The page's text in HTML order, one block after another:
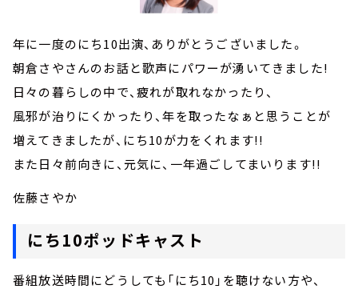
年に一度のにち10出演、ありがとうございました。
朝倉さやさんのお話と歌声にパワーが湧いてきました!
日々の暮らしの中で、疲れが取れなかったり、
風邪が治りにくかったり、年を取ったなぁと思うことが
増えてきましたが、にち10が力をくれます!!
また日々前向きに、元気に、一年過ごしてまいります!!
佐藤さやか
にち10ポッドキャスト
番組放送時間にどうしても「にち10」を聴けない方や、